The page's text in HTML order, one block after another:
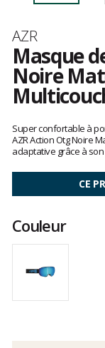
Marque
AZR
Masque
Noire
avis
clients
Super confortable à
AZR Action Otg Noire
adaptative grâce à
CE
Couleur